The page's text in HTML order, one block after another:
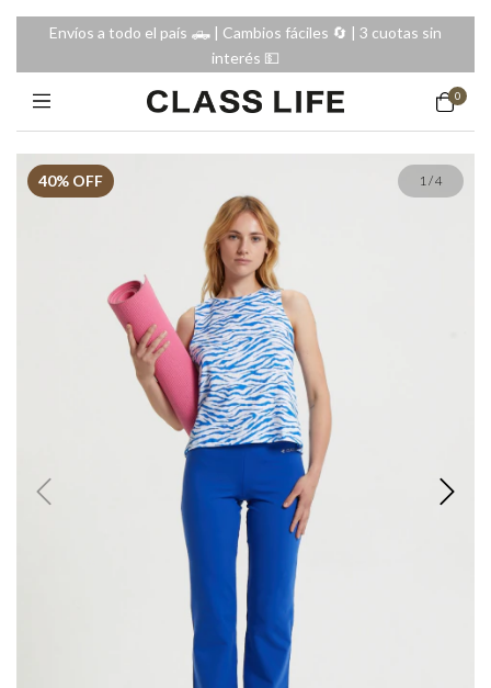
Envíos a todo el país 🛻 | Cambios fáciles 🔄️ | 3 cuotas sin
interés 💵
0
40% OFF 1/4